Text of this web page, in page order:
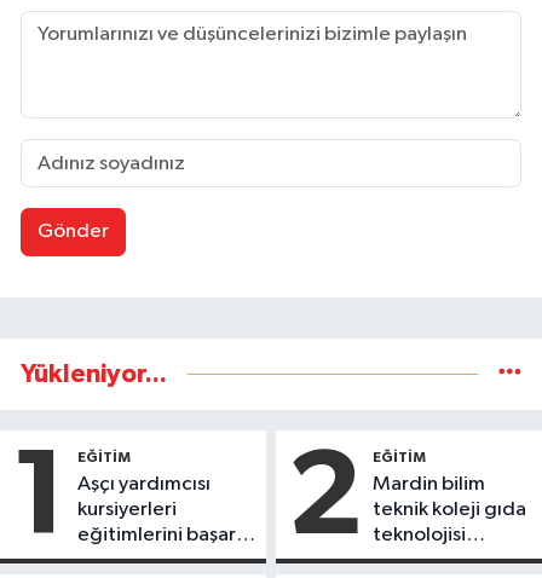
Gönder
Yükleniyor...
1 EĞİTİM
Aşçı yardımcısı
kursiyerleri
eğitimlerini başarı
ile tamamladı
2 EĞİTİM
Mardin bilim
teknik koleji gıda
teknolojisi
öğrencileri